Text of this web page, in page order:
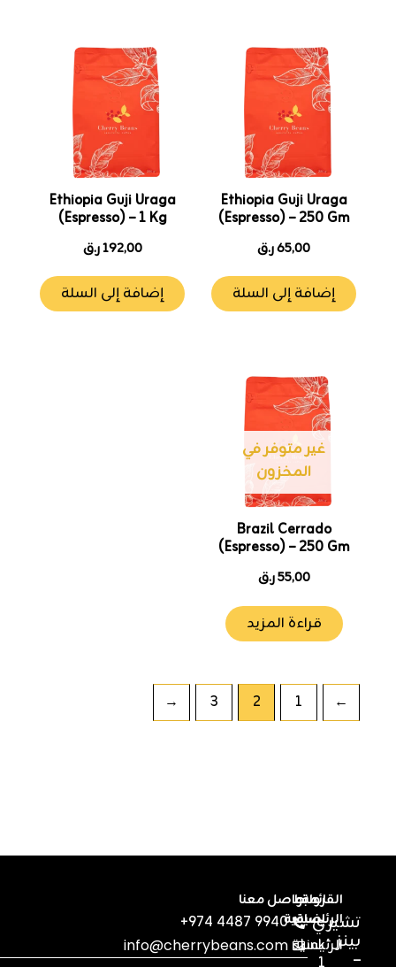
Ethiopia Guji Uraga
(Espresso) – 250 Gm
65,00ر.ق
إضافة إلى السلة
Ethiopia Guji Uraga
(Espresso) – 1 Kg
192,00ر.ق
إضافة إلى السلة
غير متوفر في
المخزون
Brazil Cerrado
(Espresso) – 250 Gm
55,00ر.ق
قراءة المزيد
تشيري
القائمة
الرئيسية
الرئيسية
روابط
إضافية
Link
تواصل معنا
+974 4487 9940
info@cherrybeans.com